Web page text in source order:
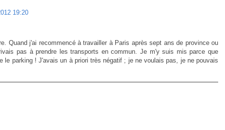
19:20
Quand j'ai recommencé à travailler à Paris après sept ans de province ou
pas à prendre les transports en commun. Je m'y suis mis parce que
le parking ! J'avais un à priori très négatif ; je ne voulais pas, je ne pouvais